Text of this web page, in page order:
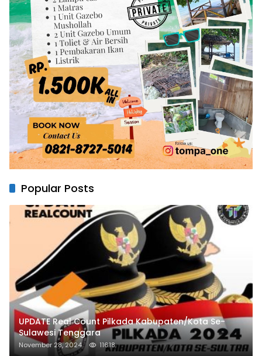
Popular Posts
UPDATE Real Count Pilkada Kabupaten/Kota Se-
Sulawesi Tenggara
November 28, 2024 11618